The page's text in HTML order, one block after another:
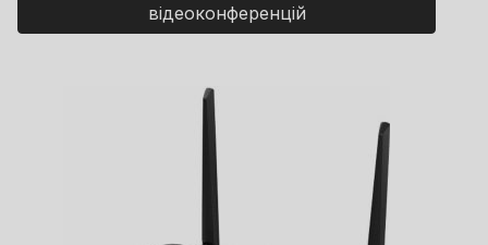
відеоконференцій